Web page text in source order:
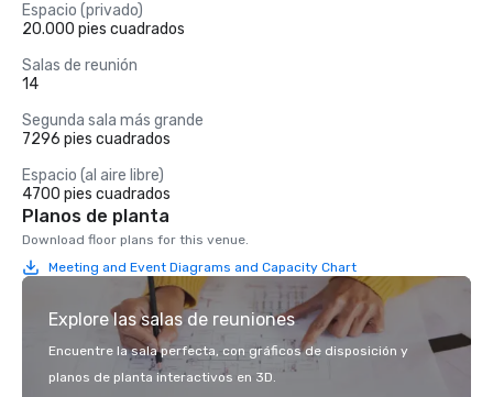
Espacio (privado)
20.000 pies cuadrados
Salas de reunión
14
Segunda sala más grande
7296 pies cuadrados
Espacio (al aire libre)
4700 pies cuadrados
Planos de planta
Download floor plans for this venue.
Meeting and Event Diagrams and Capacity Chart
Explore las salas de reuniones
Encuentre la sala perfecta, con gráficos de disposición y
planos de planta interactivos en 3D.